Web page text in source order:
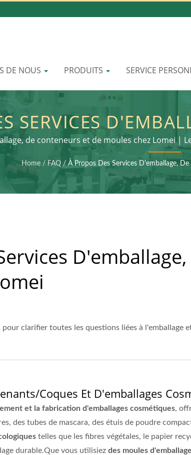
DE NOUS PRODUITS SERVICE
SERVICES
LOMEI |
COSMÉTIQUE PCR
de conteneurs et de moules chez Lomei |
traitement secondaire et
Home / FAQ / À Propos Des Services D'emballage,
clarifier toutes les questions liées à l'emballage
coques Et D'emballages
et la fabrication d'emballages cosmétiques,
des tubes de mascara, des étuis de poudre
telles que les fibres végétales, le papier
durable.Que vous utilisiez des moules